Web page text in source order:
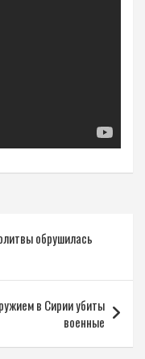
обрушилась
в Сирии убиты
военные